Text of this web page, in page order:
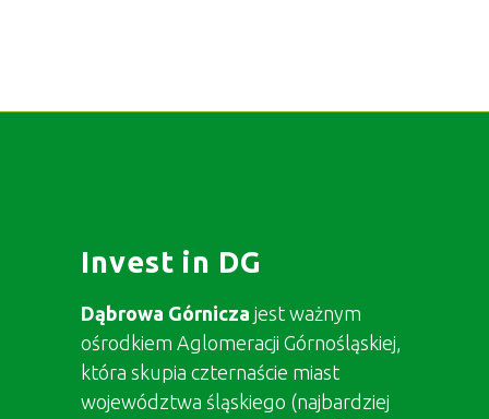
Invest in DG
Dąbrowa Górnicza jest ważnym
ośrodkiem Aglomeracji Górnośląskiej,
która skupia czternaście miast
województwa śląskiego (najbardziej